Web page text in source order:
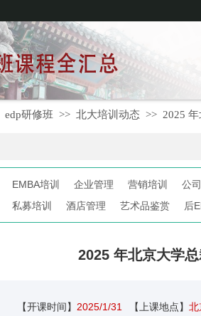
edp研修班 >> 北大培训动态 >> 2025
EMBA培训 企业管理 营销培训 公
私募培训 酒店管理 艺术品鉴赏 后
2025 年北京大学
【开课时间】 2025/1/31 【上课地点】 北